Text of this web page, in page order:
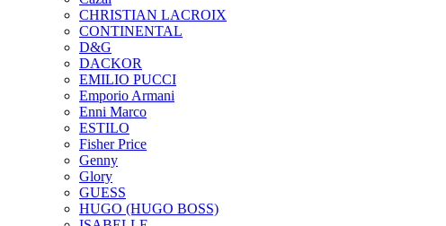
CHRISTIAN LACROIX
CONTINENTAL
D&G
DACKOR
EMILIO PUCCI
Emporio Armani
Enni Marco
ESTILO
Fisher Price
Genny
Glory
GUESS
HUGO (HUGO BOSS)